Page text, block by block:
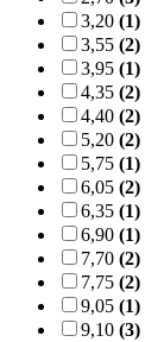
3,20 (1)
3,55 (2)
3,95 (1)
4,35 (2)
4,40 (2)
5,20 (2)
5,75 (1)
6,05 (2)
6,35 (1)
6,90 (1)
7,70 (2)
7,75 (2)
9,05 (1)
9,10 (3)